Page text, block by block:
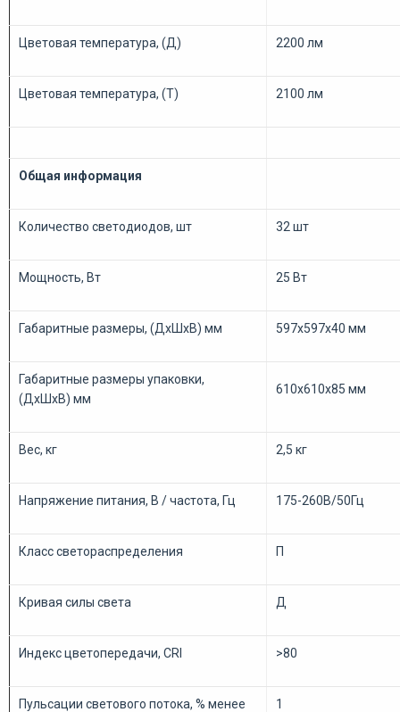
Цветовая температура, (Д) 2200 лм
Цветовая температура, (Т) 2100 лм
Общая информация
Количество светодиодов, шт 32 шт
Мощность, Вт 25 Вт
Габаритные размеры, (ДхШхВ) мм 597х597х40 мм
Габаритные размеры упаковки,
(ДхШхВ) мм
610х610х85 мм
Вес, кг 2,5 кг
Напряжение питания, В / частота, Гц 175-260В/50Гц
Класс светораспределения П
Кривая силы света Д
Индекс цветопередачи, CRI >80
Пульсации светового потока, % менее 1